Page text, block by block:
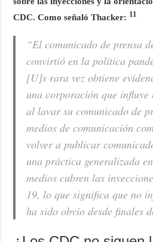
CDC. Como señaló Thacker: 11
“El comunicado de prensa
convirtió en la política
[U]s rara vez obtiene
una corporación que
al lavar su comunicado de
medios de comunicación
volver a publicar
una práctica generalizada
medios cubren las
19, lo que significa que no
ha sido obvio desde finales